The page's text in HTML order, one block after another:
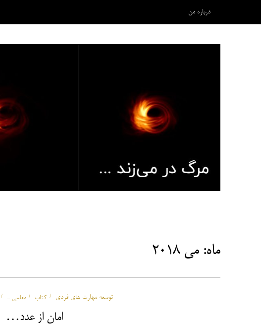
درباره من
ماه: می 2018
توسعه مهارت های فردی کتاب معلمی ...
امان از عدد…